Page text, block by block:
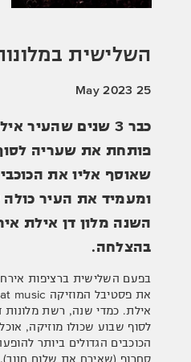
השלישית
25 May 2023
כבר 3 שנים
פותחת את שעריה
שאוסף אליו את
ומעמיד את העיר כולה
השנה מלון דן אילת
בהצלחה.
בפעם השלישית ברציפות
אילת. כמדי שנה, רשת מלונות
לסוף שבוע שכולו מוזיקה,
הכוכבים הגדולים ביותר
סחרוף (שאירח את שלום חנוך),